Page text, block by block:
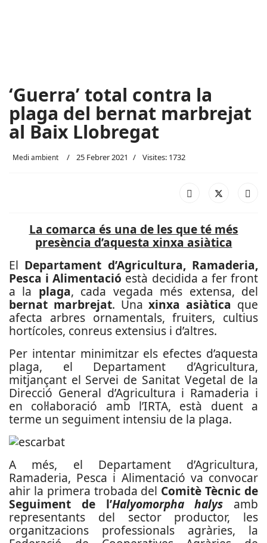
‘Guerra’ total contra la
plaga del bernat marbrejat
al Baix Llobregat
Medi ambient 25 Febrer 2021 Visites: 1732
La comarca és una de les que té més
presència d’aquesta xinxa asiàtica
El Departament d’Agricultura, Ramaderia,
Pesca i Alimentació està decidida a fer front
a la plaga, cada vegada més extensa, del
bernat marbrejat. Unaxinxa asiàtica que
afecta arbres ornamentals, fruiters, cultius
hortícoles, conreus extensius i d’altres.
Per intentar minimitzar els efectes d’aquesta
plaga, el Departament d’Agricultura,
mitjançant el Servei de Sanitat Vegetal de la
Direcció General d’Agricultura i Ramaderia i
en col·laboració amb l’IRTA, està duent a
terme un seguiment intensiu de la plaga.
A més, el Departament d’Agricultura,
Ramaderia, Pesca i Alimentació va convocar
ahir la primera trobada del Comitè Tècnic de
Seguiment de l’Halyomorpha halys amb
representants del sector productor, les
organitzacions professionals agràries, la